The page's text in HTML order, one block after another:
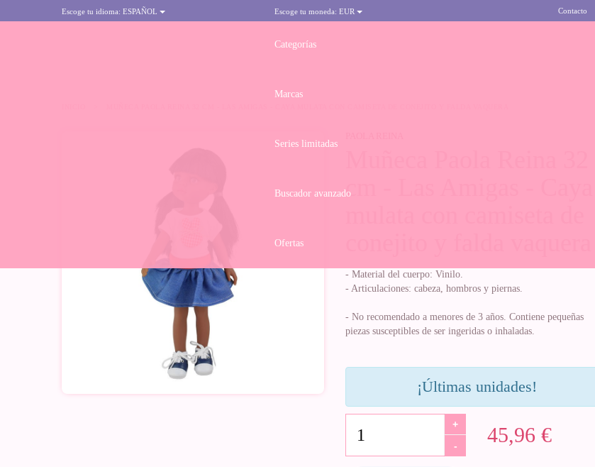
Escoge tu idioma: ESPAÑOL Escoge tu moneda: EUR Contacto
Categorías
Marcas
Series limitadas
Buscador avanzado
Ofertas
cm - Las Amigas - Caya
- Material del cuerpo: Vinilo.
- Articulaciones: cabeza, hombros y piernas.
- No recomendado a menores de 3 años. Contiene pequeñas
piezas susceptibles de ser ingeridas o inhaladas.
¡Últimas unidades!
45,96 €
+
-